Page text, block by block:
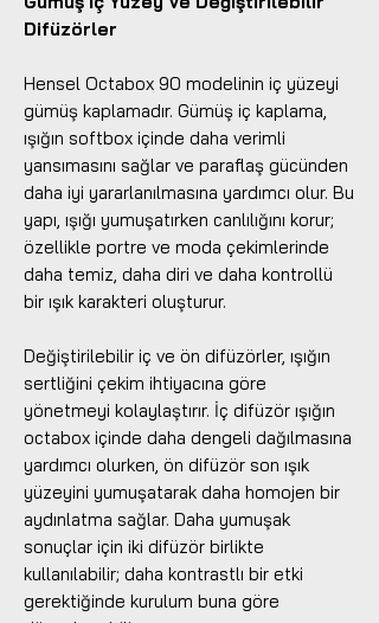
Difüzörler
Hensel Octabox 90 modelinin iç yüzeyi
gümüş kaplamadır. Gümüş iç kaplama,
ışığın softbox içinde daha verimli
yansımasını sağlar ve paraflaş gücünden
daha iyi yararlanılmasına yardımcı olur. Bu
yapı, ışığı yumuşatırken canlılığını korur;
özellikle portre ve moda çekimlerinde
daha temiz, daha diri ve daha kontrollü
bir ışık karakteri oluşturur.
Değiştirilebilir iç ve ön difüzörler, ışığın
sertliğini çekim ihtiyacına göre
yönetmeyi kolaylaştırır. İç difüzör ışığın
octabox içinde daha dengeli dağılmasına
yardımcı olurken, ön difüzör son ışık
yüzeyini yumuşatarak daha homojen bir
aydınlatma sağlar. Daha yumuşak
sonuçlar için iki difüzör birlikte
kullanılabilir; daha kontrastlı bir etki
gerektiğinde kurulum buna göre